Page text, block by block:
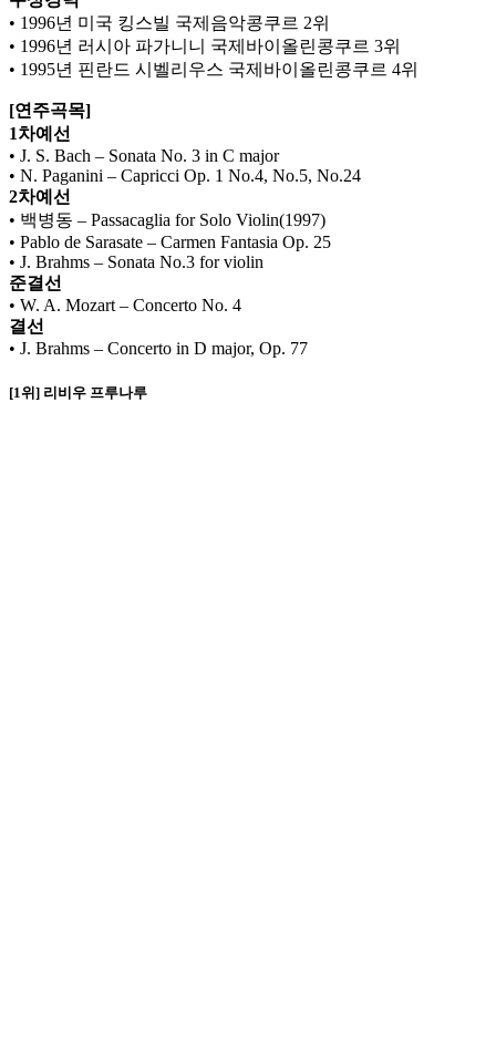
• 1996년 미국 킹스빌 국제음악콩쿠르 2위
• 1996년 러시아 파가니니 국제바이올린콩쿠르 3위
• 1995년 핀란드 시벨리우스 국제바이올린콩쿠르 4위
[연주곡목]
1차예선
• J. S. Bach – Sonata No. 3 in C major
• N. Paganini – Capricci Op. 1 No.4, No.5, No.24
2차예선
• 백병동 – Passacaglia for Solo Violin(1997)
• Pablo de Sarasate – Carmen Fantasia Op. 25
• J. Brahms – Sonata No.3 for violin
준결선
• W. A. Mozart – Concerto No. 4
결선
• J. Brahms – Concerto in D major, Op. 77
[1위] 리비우 프루나루